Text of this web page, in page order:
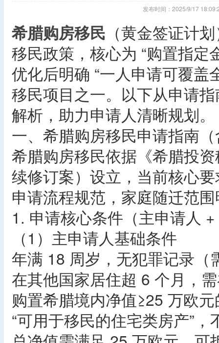
发布时间：2025/9/17
希腊购房移民 （黄金签证计
移民政策，核心为 “购置指定
优化后明确 “一人申请可覆盖
移民项目之一。以下从申请
解析，助力申请人清晰规划。​
一、希腊购房移民申请指南
希腊购房移民依据《希腊投
续修订案）设立，当前核心
申请流程规范，家庭随迁范
1. 申请核心条件（主申请人
（1）主申请人基础条件​
年满 18 周岁，无犯罪记录（
在其他国家居住超 6 个月，
购置希腊境内净值≥25 万欧
“可用于移民的住宅类房产”